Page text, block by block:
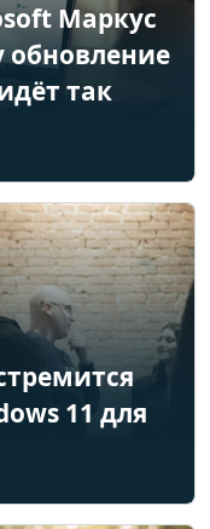
Маркус
обновление
так
11 для